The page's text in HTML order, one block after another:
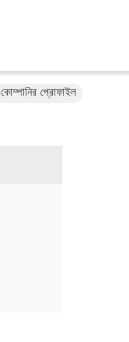
কোম্পানির প্রোফাইল